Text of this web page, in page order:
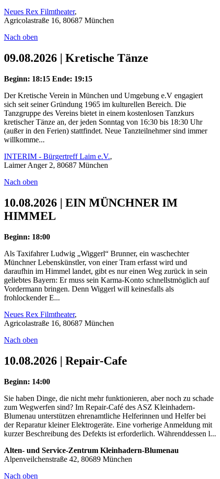
Neues Rex Filmtheater,
Agricolastraße 16, 80687 München
Nach oben
09.08.2026 | Kretische Tänze
Beginn: 18:15 Ende: 19:15
Der Kretische Verein in München und Umgebung e.V engagiert
sich seit seiner Gründung 1965 im kulturellen Bereich. Die
Tanzgruppe des Vereins bietet in einem kostenlosen Tanzkurs
kretischer Tänze an, der jeden Sonntag von 16:30 bis 18:30 Uhr
(außer in den Ferien) stattfindet. Neue Tanzteilnehmer sind immer
willkomme...
INTERIM - Bürgertreff Laim e.V.,
Laimer Anger 2, 80687 München
Nach oben
10.08.2026 | EIN MÜNCHNER IM
HIMMEL
Beginn: 18:00
Als Taxifahrer Ludwig „Wiggerl“ Brunner, ein waschechter
Münchner Lebenskünstler, von einer Tram erfasst wird und
daraufhin im Himmel landet, gibt es nur einen Weg zurück in sein
geliebtes Bayern: Er muss sein Karma-Konto schnellstmöglich auf
Vordermann bringen. Denn Wiggerl will keinesfalls als
frohlockender E...
Neues Rex Filmtheater,
Agricolastraße 16, 80687 München
Nach oben
10.08.2026 | Repair-Cafe
Beginn: 14:00
Sie haben Dinge, die nicht mehr funktionieren, aber noch zu schade
zum Wegwerfen sind? Im Repair-Café des ASZ Kleinhadern-
Blumenau unterstützen ehrenamtliche Helferinnen und Helfer bei
der Reparatur kleiner Elektrogeräte. Eine vorherige Anmeldung mit
kurzer Beschreibung des Defekts ist erforderlich. Währenddessen l...
Alten- und Service-Zentrum Kleinhadern-Blumenau
Alpenveilchenstraße 42, 80689 München
Nach oben